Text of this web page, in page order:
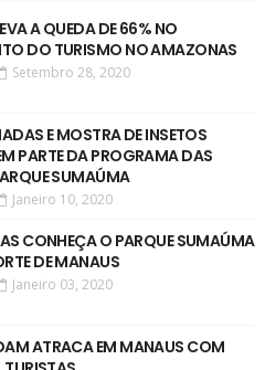
A QUEDA DE 66% NO
DO TURISMO NO AMAZONAS
Setembro 28, 2020
E MOSTRA DE INSETOS
PARTE DA PROGRAMA DAS
SUMAÚMA
Janeiro 10, 2020
CONHEÇA O PARQUE SUMAÚMA
DE MANAUS
Janeiro 03, 2020
ATRACA EM MANAUS COM